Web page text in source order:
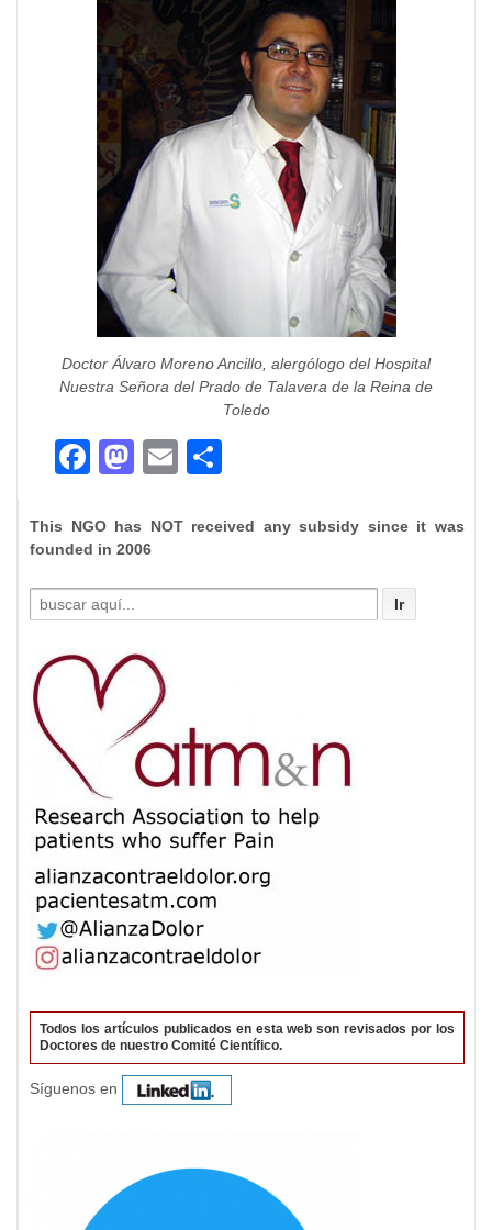
Doctor Álvaro Moreno Ancillo, alergólogo del Hospital
Nuestra Señora del Prado de Talavera de la Reina de
Toledo
Facebook
Mastodon
Email
This NGO has NOT received any subsidy since it was
founded in 2006
Buscar
por:
Todos los artículos publicados en esta web son revisados por los
Doctores de nuestro Comité Científico.
Síguenos en